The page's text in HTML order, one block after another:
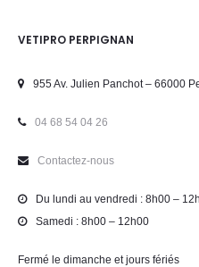
VETIPRO PERPIGNAN
955 Av. Julien Panchot – 66000
04 68 54 04 26
Contactez-nous
Du lundi au vendredi : 8h00 –
Samedi : 8h00 – 12h00
Fermé le dimanche et jours fériés